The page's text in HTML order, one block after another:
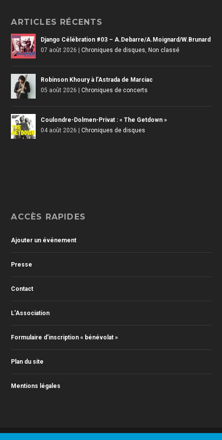
ARTICLES RÉCENTS
Django Célébration #03 – A.Debarre/A.Moignard/W.Brunard
07 août 2026 |Chroniques de disques ,Non classé
Robinson Khoury à l’Astrada de Marciac
05 août 2026 |Chroniques de concerts
Coulondre-Dolmen-Privat : « The Getdown »
04 août 2026 |Chroniques de disques
ACCÈS RAPIDES
Ajouter un événement
Presse
Contact
L’Association
Formulaire d’inscription « bénévolat »
Plan du site
Mentions légales